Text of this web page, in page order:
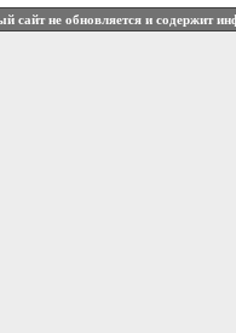
сайт не обновляется и содержит